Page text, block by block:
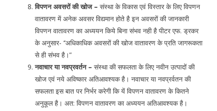
विपणन अवसरों की खोज – संस्था के विकास एवं विस्तार के लिए विपणन
वातावरण में अनेक अवसर विद्यमान होते है इन अवसरों की जानकारी
विपणन वातावरण का अध्ययन किये बिना संभव नही है पीटर एफ. ड्रकर
के अनुसार- ‘‘अधिकाधिक अवसरों की खोज वातावरण के प्रति जागरूकता
से ही संभव है।”
नवाचार या नवप्रवर्तन – संस्था की सफलता के लिए नवीन उत्पादों की
खोज एवं नये अविष्कार अतिआवश्यक है। नवाचार या नवप्रर्वतन की
सफलता इस बात पर निर्भर करेगी कि यें विपणन वातावरण के कितने
अनुकूल है। अत: विपणन वातावरण का अध्ययन अतिआवश्यक है।